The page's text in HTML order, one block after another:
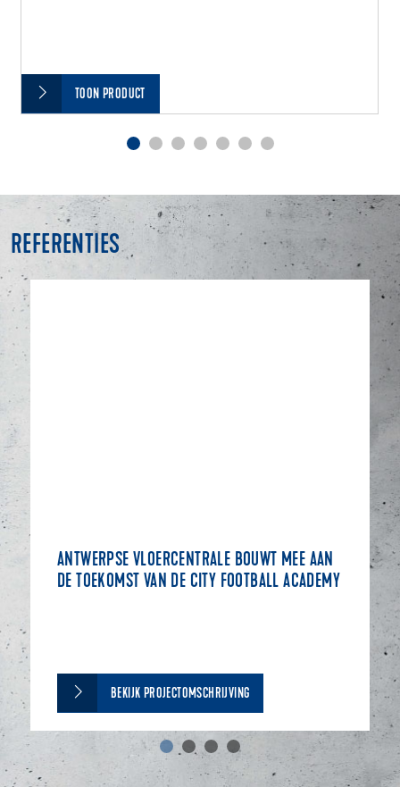
TOON PRODUCT
REFERENTIES
ANTWERPSE VLOERCENTRALE BOUWT MEE AAN
DE TOEKOMST VAN DE CITY FOOTBALL ACADEMY
BEKIJK PROJECTOMSCHRIJVING